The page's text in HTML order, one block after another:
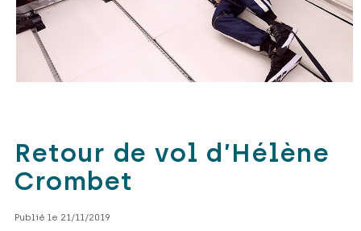
Retour de vol d’Hélène
Crombet
Publié le 21/11 /2019